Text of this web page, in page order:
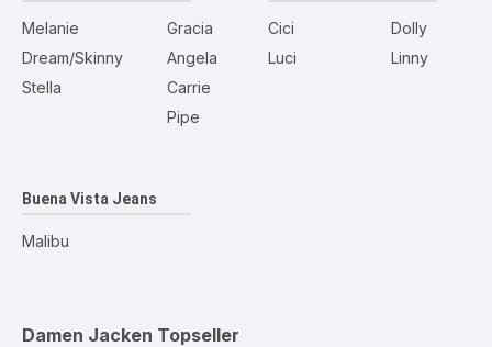
Melanie
Dream/Skinny
Stella
Gracia
Angela
Carrie
Pipe
Cici
Luci
Dolly
Linny
Buena Vista Jeans
Malibu
Damen Jacken Topseller